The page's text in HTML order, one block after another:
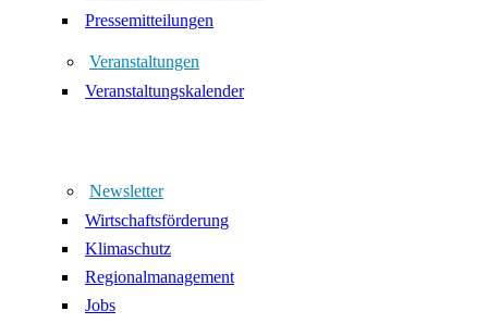
Pressemitteilungen
Veranstaltungen
Veranstaltungskalender
Newsletter
Wirtschaftsförderung
Klimaschutz
Regionalmanagement
Jobs